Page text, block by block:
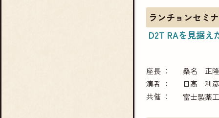
ランチョンセミ
D2T RAを見据え
座長
桑名 正隆
演者
日髙 利彦
共催
富士製薬